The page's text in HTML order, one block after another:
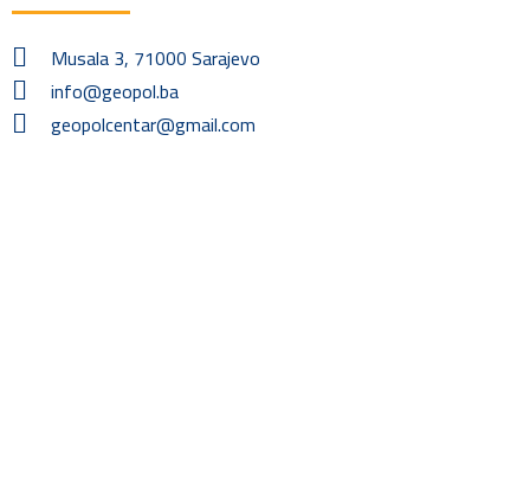
Musala 3, 71000 Sarajevo
info@geopol.ba
geopolcentar@gmail.com